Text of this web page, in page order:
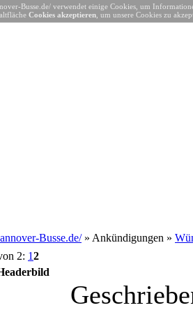
Busse.de/ verwendet einige Cookies, um
Cookies akzeptieren , um unsere Cookies zu
Busse.de/» Ankündigungen »
2: 12